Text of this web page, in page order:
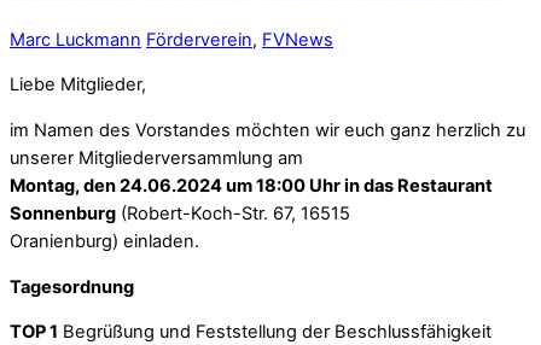
Marc Luckmann Förderverein, FVNews
Liebe Mitglieder,
im Namen des Vorstandes möchten wir euch ganz herzlich zu
unserer Mitgliederversammlung am
Montag, den 24.06.2024 um 18:00 Uhr in das Restaurant
Sonnenburg (Robert-Koch-Str. 67, 16515
Oranienburg) einladen.
Tagesordnung
TOP 1 Begrüßung und Feststellung der Beschlussfähigkeit